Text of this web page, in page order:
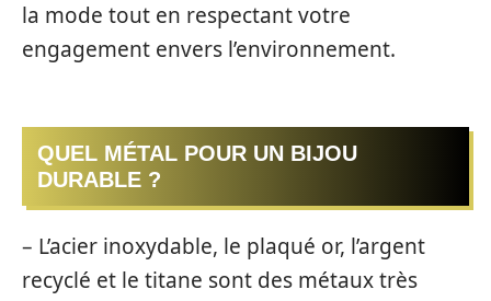
la mode tout en respectant votre
engagement envers l’environnement.
QUEL MÉTAL POUR UN BIJOU
DURABLE ?
– L’acier inoxydable, le plaqué or, l’argent
recyclé et le titane sont des métaux très